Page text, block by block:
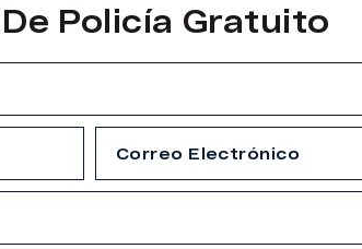
Policía Gratuito